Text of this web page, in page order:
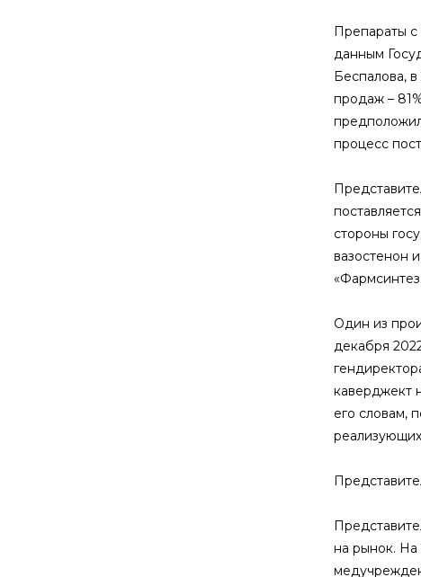
Препараты
данным
Беспалова,
продаж –
процесс
стороны
вазостенон
Один из
декабря
каверджект
его словам,
на рынок. На